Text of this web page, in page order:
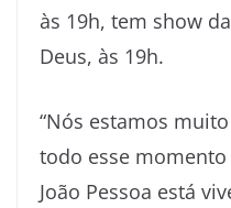
às 19h, tem show
Deus, às 19h.
“Nós estamos
todo esse
João Pessoa está